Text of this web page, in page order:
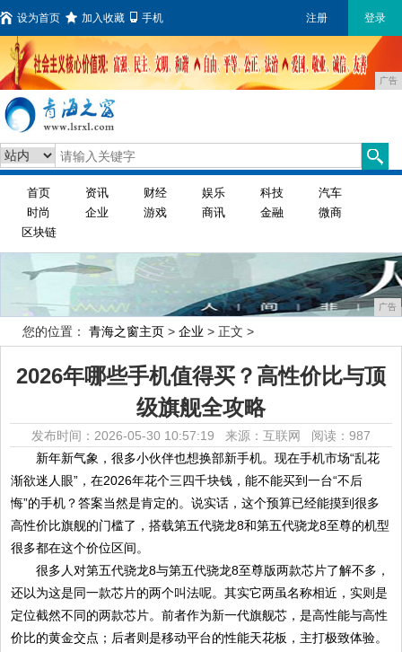
设为首页 加入收藏 手机 注册 登录
广告
首页 资讯 财经 娱乐 科技
汽车
时尚
企业 游戏 商讯 金融
微商
区块链
广告
您的位置： 青海之窗主页 > 企业 > 正文 >
2026年哪些手机值得买？高性价比与顶
级旗舰全攻略
发布时间：2026-05-30 10:57:19 来源：互联网 阅读：987
新年新气象，很多小伙伴也想换部新手机。现在手机市场“乱花
渐欲迷人眼”，在2026年花个三四千块钱，能不能买到一台“不后
悔”的手机？答案当然是肯定的。说实话，这个预算已经能摸到很多
高性价比旗舰的门槛了，搭载第五代骁龙8和第五代骁龙8至尊的机型
很多都在这个价位区间。
很多人对第五代骁龙8与第五代骁龙8至尊版两款芯片了解不多，
还以为这是同一款芯片的两个叫法呢。其实它两虽名称相近，实则是
定位截然不同的两款芯片。前者作为新一代旗舰芯，是高性能与高性
价比的黄金交点；后者则是移动平台的性能天花板，主打极致体验。